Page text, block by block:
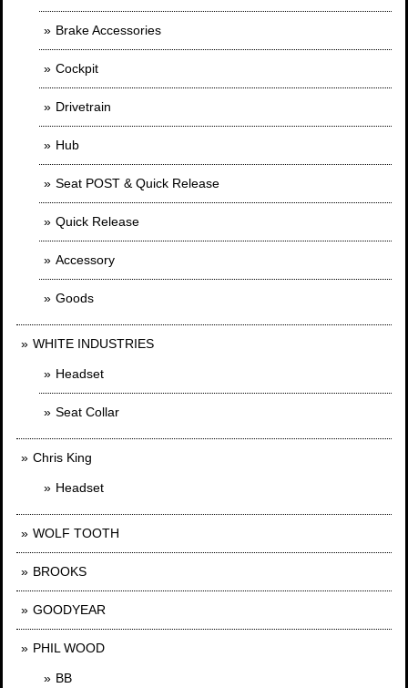
Brake Accessories
Cockpit
Drivetrain
Hub
Seat POST & Quick Release
Quick Release
Accessory
Goods
WHITE INDUSTRIES
Headset
Seat Collar
Chris King
Headset
WOLF TOOTH
BROOKS
GOODYEAR
PHIL WOOD
BB